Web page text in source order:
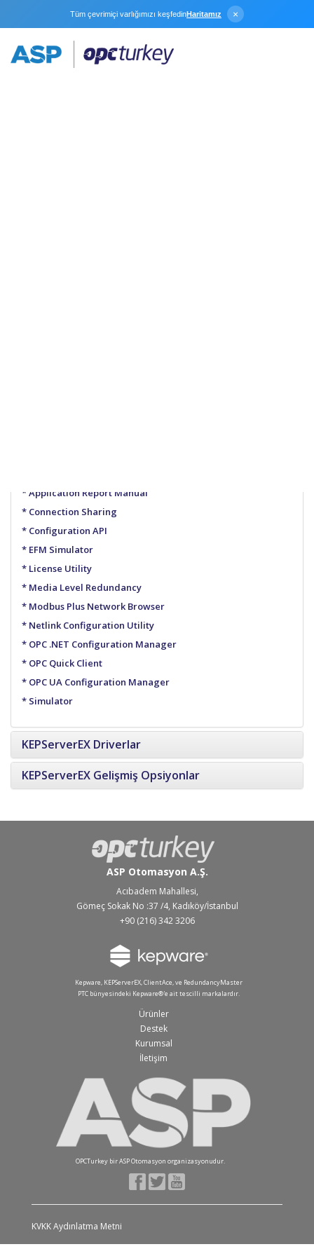
Tüm çevrimiçi varlığımızı keşfedinHaritamız ×
Application Report Manual
Connection Sharing
Configuration API
EFM Simulator
License Utility
Media Level Redundancy
Modbus Plus Network Browser
Netlink Configuration Utility
OPC .NET Configuration Manager
OPC Quick Client
OPC UA Configuration Manager
Simulator
KEPServerEX Driverlar
KEPServerEX Gelişmiş Opsiyonlar
ASP Otomasyon A.Ş.
Acıbadem Mahallesi,
Gömeç Sokak No :37 /4, Kadıköy/İstanbul
+90 (216) 342 3206
Kepware, KEPServerEX, ClientAce, ve RedundancyMaster
PTC bünyesindeki Kepware®'e ait tescilli markalardır.
Ürünler
Destek
Kurumsal
İletişim
OPCTurkey bir ASP Otomasyon organizasyonudur.
KVKK Aydınlatma Metni